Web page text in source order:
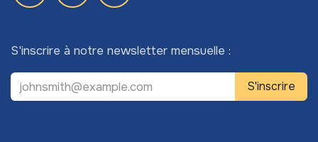
S'inscrire à notre newsletter mensuelle :
S'inscrire